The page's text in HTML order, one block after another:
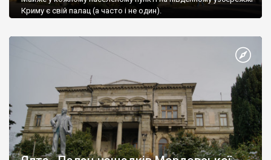
Криму є свій палац (а часто і не один).